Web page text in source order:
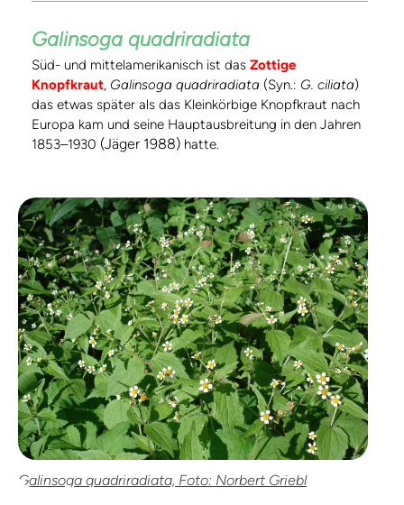
Galinsoga quadriradiata
Süd- und mittelamerikanisch ist das Zottige
Knopfkraut, Galinsoga quadriradiata (Syn.: G. ciliata)
das etwas später als das Kleinkörbige Knopfkraut nach
Europa kam und seine Hauptausbreitung in den Jahren
1853–1930 (Jäger 1988) hatte.
Galinsoga quadriradiata, Foto: Norbert Griebl